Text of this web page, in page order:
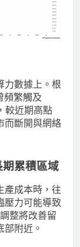
力數據上。根
頻繁觸及
較近期高點
而斷開與網絡
累積區域
產成本時，往
壓力可能導致
整將改善留
部附近。